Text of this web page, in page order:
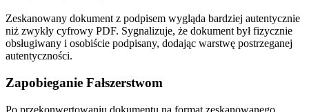
Zeskanowany dokument z podpisem wygląda bardziej autentycznie
niż zwykły cyfrowy PDF. Sygnalizuje, że dokument był fizycznie
obsługiwany i osobiście podpisany, dodając warstwę postrzeganej
autentyczności.
Zapobieganie Fałszerstwom
Po przekonwertowaniu dokumentu na format zeskanowanego